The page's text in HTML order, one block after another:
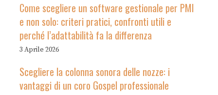
Come scegliere un software gestionale per PMI
e non solo: criteri pratici, confronti utili e
perché l’adattabilità fa la differenza
3 Aprile 2026
Scegliere la colonna sonora delle nozze: i
vantaggi di un coro Gospel professionale